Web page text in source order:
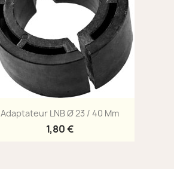
Aperçu rapide
Adaptateur LNB Ø 23 / 40 Mm
1,80 €